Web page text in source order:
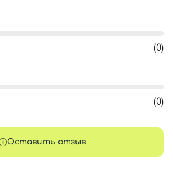
(0)
(0)
Оставить отзыв